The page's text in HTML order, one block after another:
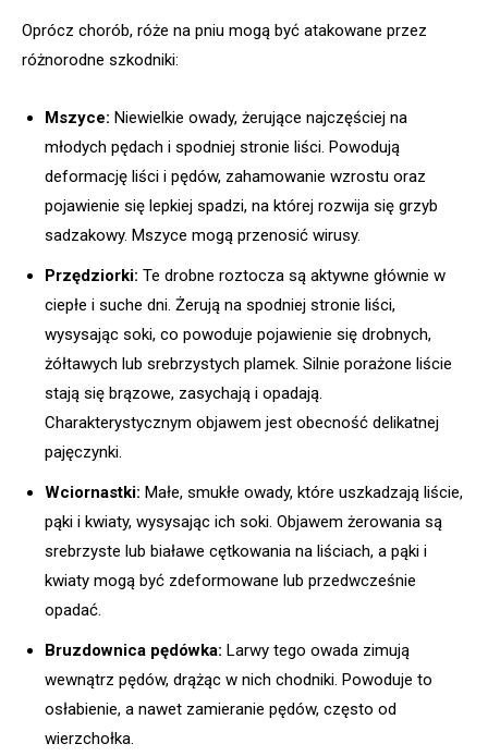
Oprócz chorób, róże na pniu mogą być atakowane przez
różnorodne szkodniki:
Mszyce: Niewielkie owady, żerujące najczęściej na
młodych pędach i spodniej stronie liści. Powodują
deformację liści i pędów, zahamowanie wzrostu oraz
pojawienie się lepkiej spadzi, na której rozwija się grzyb
sadzakowy. Mszyce mogą przenosić wirusy.
Przędziorki: Te drobne roztocza są aktywne głównie w
ciepłe i suche dni. Żerują na spodniej stronie liści,
wysysając soki, co powoduje pojawienie się drobnych,
żółtawych lub srebrzystych plamek. Silnie porażone liście
stają się brązowe, zasychają i opadają.
Charakterystycznym objawem jest obecność delikatnej
pajęczynki.
Wciornastki: Małe, smukłe owady, które uszkadzają liście,
pąki i kwiaty, wysysając ich soki. Objawem żerowania są
srebrzyste lub białawe cętkowania na liściach, a pąki i
kwiaty mogą być zdeformowane lub przedwcześnie
opadać.
Bruzdownica pędówka: Larwy tego owada zimują
wewnątrz pędów, drążąc w nich chodniki. Powoduje to
osłabienie, a nawet zamieranie pędów, często od
wierzchołka.